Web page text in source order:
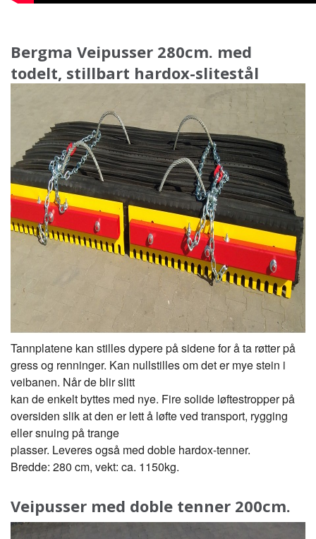
Bergma Veipusser 280cm. med
todelt, stillbart hardox-slitestål
Tannplatene kan stilles dypere på sidene for å ta røtter på
gress og renninger. Kan nullstilles om det er mye stein i
veibanen. Når de blir slitt
kan de enkelt byttes med nye. Fire solide løftestropper på
oversiden slik at den er lett å løfte ved transport, rygging
eller snuing på trange
plasser. Leveres også med doble hardox-tenner.
Bredde: 280 cm, vekt: ca. 1150kg.
Veipusser med doble tenner 200cm.